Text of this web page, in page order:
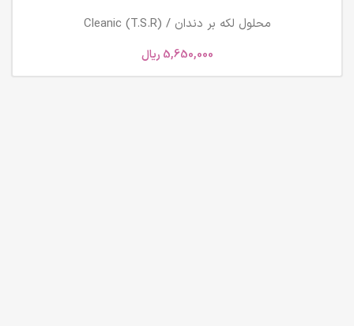
محلول لکه بر دندان / Cleanic (T.S.R)
5,650,000 ریال